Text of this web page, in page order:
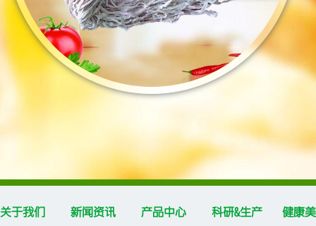
关于我们 新闻资讯 产品中心 科研&生产 健康